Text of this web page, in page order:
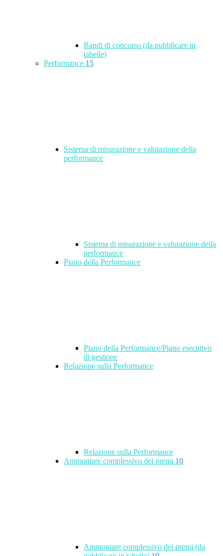
Bandi di concorso (da pubblicare in
tabelle)
Performance 15
Sistema di misurazione e valutazione della
performance
Sistema di misurazione e valutazione della
performance
Piano della Performance
Piano della Performance/Piano esecutivo
di gestione
Relazione sulla Performance
Relazione sulla Performance
Ammontare complessivo dei premi 10
Ammontare complessivo dei premi (da